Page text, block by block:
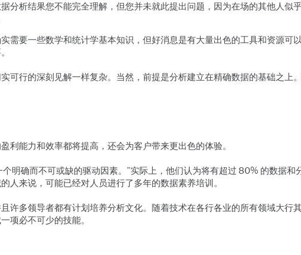
分析结果您不能完全理解，但您并未就此提出问题，因为在场的其他人似
需要一些数学和统计学基本知识，但好消息是有大量出色的工具和资源可
可行的深刻见解一样复杂。当然，前提是分析建立在精确数据的基础之上
利能力和效率都将提高，还会为客户带来更出色的体验。
明确而不可或缺的驱动因素。”实际上，他们认为将有超过 80% 的数据和
人来说，可能已经对人员进行了多年的数据素养培训。
许多领导者都有计划培养分析文化。随着技术在各行各业的所有领域大行
项必不可少的技能。